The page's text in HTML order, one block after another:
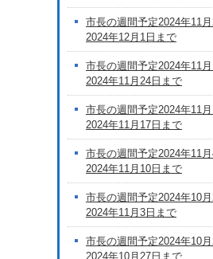
市長の週間予定2024年11
2024年12月1日まで
市長の週間予定2024年11
2024年11月24日まで
市長の週間予定2024年11
2024年11月17日まで
市長の週間予定2024年11
2024年11月10日まで
市長の週間予定2024年10
2024年11月3日まで
市長の週間予定2024年10
2024年10月27日まで